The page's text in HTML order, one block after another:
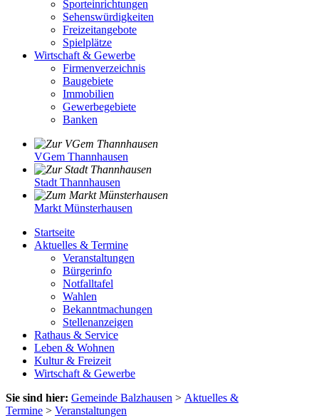
Sporteinrichtungen
Sehenswürdigkeiten
Freizeitangebote
Spielplätze
Wirtschaft & Gewerbe
Firmenverzeichnis
Baugebiete
Immobilien
Gewerbegebiete
Banken
VGem Thannhausen
Stadt Thannhausen
Markt Münsterhausen
Startseite
Aktuelles & Termine
Veranstaltungen
Bürgerinfo
Notfalltafel
Wahlen
Bekanntmachungen
Stellenanzeigen
Rathaus & Service
Leben & Wohnen
Kultur & Freizeit
Wirtschaft & Gewerbe
Sie sind hier: Gemeinde Balzhausen > Aktuelles &
Termine > Veranstaltungen